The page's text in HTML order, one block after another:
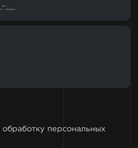
обработку персональных